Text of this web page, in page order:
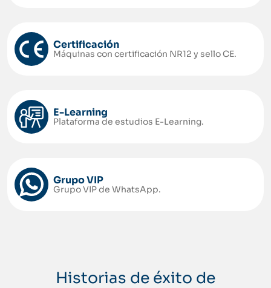
Certificación
Máquinas con certificación NR12 y sello CE.
E-Learning
Plataforma de estudios E-Learning.
Grupo VIP
Grupo VIP de WhatsApp.
Historias de éxito de